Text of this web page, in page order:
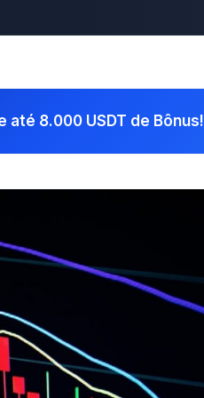
até 8.000 USDT de Bônus!